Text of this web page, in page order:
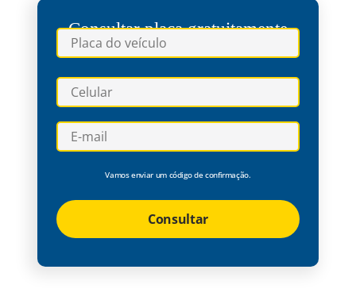
Consultar placa gratuitamente
Vamos enviar um código de confirmação.
Consultar